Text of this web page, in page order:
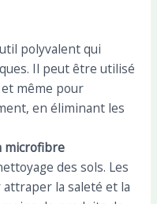
polyvalent qui
Il peut être utilisé
même pour
en éliminant les
microfibre
des sols. Les
la saleté et la